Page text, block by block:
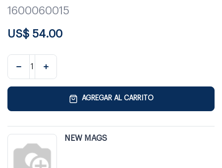
1600060015
US$ 54.00
AGREGAR AL CARRITO
NEW MAGS